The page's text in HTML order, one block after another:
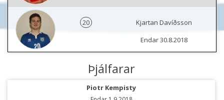
20
Kjartan Davíðsson
Endar 30.8.2018
Þjálfarar
Piotr Kempisty